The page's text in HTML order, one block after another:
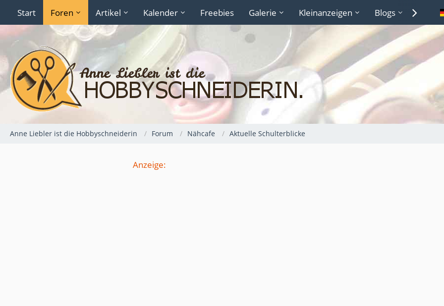
Start Foren Artikel Kalender Freebies Galerie Kleinanzeigen Blogs
Anne Liebler ist die Hobbyschneiderin Forum Nähcafe Aktuelle Schulterblicke
Anzeige: